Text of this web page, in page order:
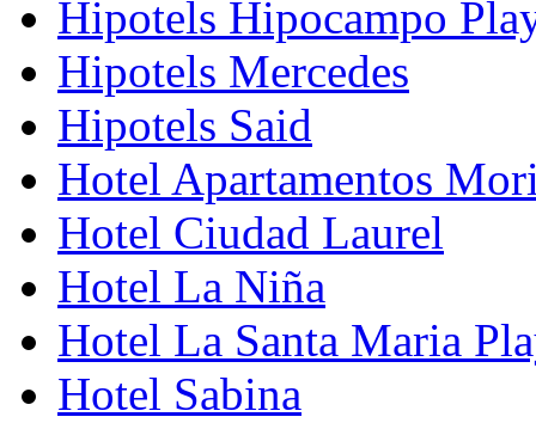
Hipotels Hipocampo
Hipotels Mercedes
Hipotels Said
Hotel Apartamentos
Hotel Ciudad Laurel
Hotel La Niña
Hotel La Santa Maria
Hotel Sabina